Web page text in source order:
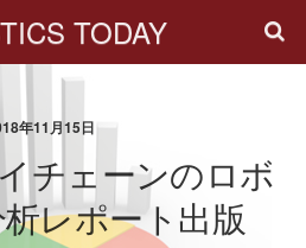
TODAY
年11月15日
チェーンのロボ
レポート出版